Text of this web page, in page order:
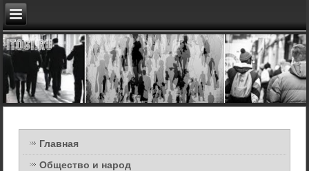
Главная
Общество и народ